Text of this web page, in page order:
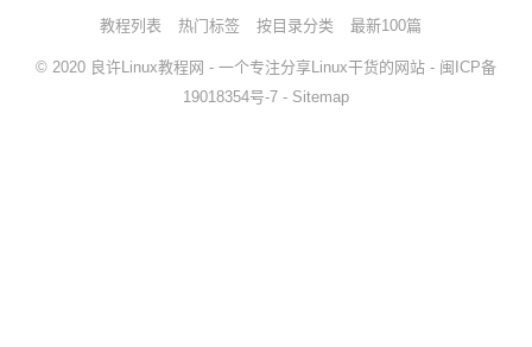
教程列表 热门标签 按目录分类 最新100篇
© 2020 良许Linux教程网 - 一个专注分享Linux干货的网站 - 闽ICP备
19018354号-7 - Sitemap